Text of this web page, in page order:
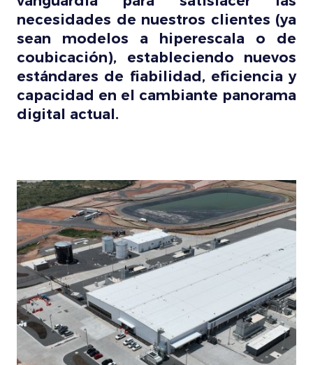
necesidades de nuestros clientes (ya
sean modelos a hiperescala o de
coubicación), estableciendo nuevos
estándares de fiabilidad, eficiencia y
capacidad en el cambiante panorama
digital actual.